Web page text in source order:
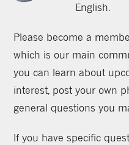
English.
Please become a
which is our main
you can learn about
interest, post your own
general questions you
If you have specific